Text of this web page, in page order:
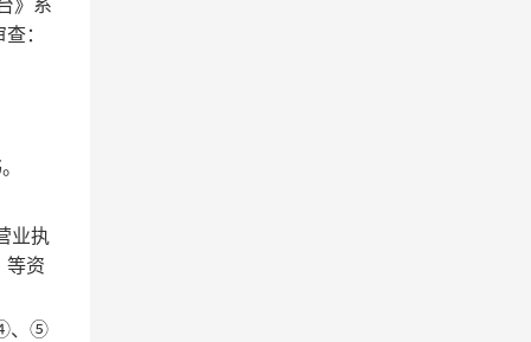
》 系
：
业执
等资
、⑤